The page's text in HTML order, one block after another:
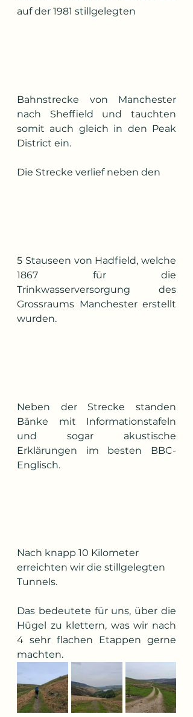
auf der 1981 stillgelegten
Bahnstrecke von Manchester
nach Sheffield und tauchten
somit auch gleich in den Peak
District ein.
Die Strecke verlief neben den
5 Stauseen von Hadfield, welche
1867 für die
Trinkwasserversorgung des
Grossraums Manchester erstellt
wurden.
Neben der Strecke standen
Bänke mit Informationstafeln
und sogar akustische
Erklärungen im besten BBC-
Englisch.
Nach knapp 10 Kilometer
erreichten wir die stillgelegten
Tunnels.
Das bedeutete für uns, über die
Hügel zu klettern, was wir nach
4 sehr flachen Etappen gerne
machten.